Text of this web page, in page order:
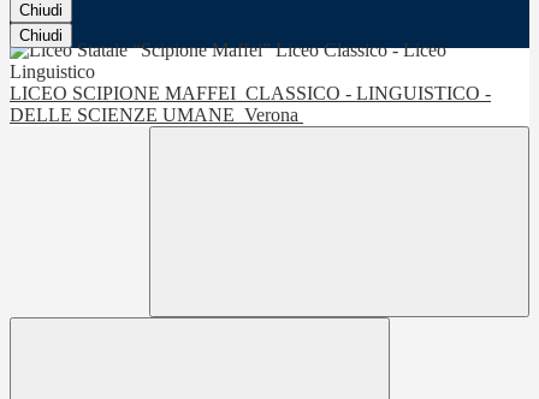
Chiudi
Chiudi
LICEO SCIPIONE MAFFEI CLASSICO - LINGUISTICO -
DELLE SCIENZE UMANE Verona